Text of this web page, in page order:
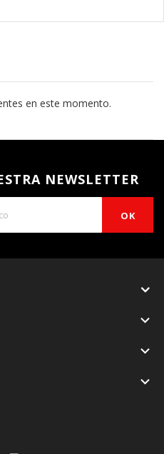
en este momento.
NEWSLETTER


